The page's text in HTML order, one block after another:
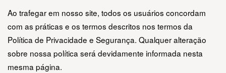
Ao trafegar em nosso site, todos os usuários concordam
com as práticas e os termos descritos nos termos da
Política de Privacidade e Segurança. Qualquer alteração
sobre nossa política será devidamente informada nesta
mesma página.